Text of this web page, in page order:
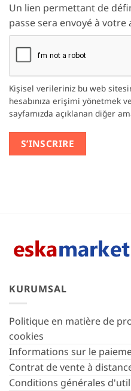
Un lien permettant de
passe sera envoyé à votre
Kişisel verileriniz bu web
hesabınıza erişimi yönetmek ve
sayfamızda açıklanan diğer
S’INSCRIRE
KURUMSAL
Politique en matière de
cookies
Informations sur le
Contrat de vente à
Conditions générales